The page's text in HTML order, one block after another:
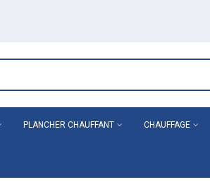
PLANCHER CHAUFFANT CHAUFFAGE